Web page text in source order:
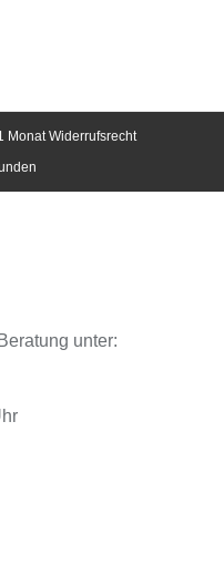
Monat Widerrufsrecht
unter: